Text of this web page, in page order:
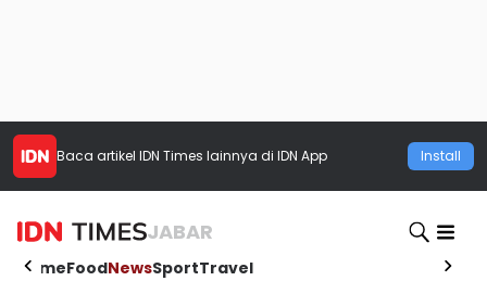
Baca artikel IDN Times lainnya di IDN App Install
JABAR
HomeFoodNewsSportTravel